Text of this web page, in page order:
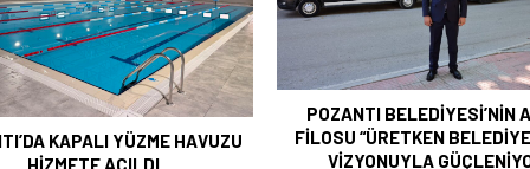
BELEDİYESİ’NİN ARAÇ
“ÜRETKEN BELEDİYECİLİK”
GÜÇLENİYOR
POZANTI BELEDİYESİ’NDE
MİNE KOCAMAZ HÜZNÜ